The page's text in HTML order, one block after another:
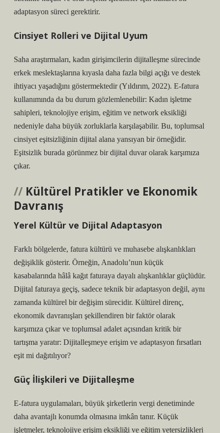
adaptasyon süreci gerektirir.
Cinsiyet Rolleri ve Dijital Uyum
Saha araştırmaları, kadın girişimcilerin dijitalleşme sürecinde
erkek meslektaşlarına kıyasla daha fazla bilgi açığı ve destek
ihtiyacı yaşadığını göstermektedir (Yıldırım, 2022). E-fatura
kullanımında da bu durum gözlemlenebilir: Kadın işletme
sahipleri, teknolojiye erişim, eğitim ve network eksikliği
nedeniyle daha büyük zorluklarla karşılaşabilir. Bu, toplumsal
cinsiyet eşitsizliğinin dijital alana yansıyan bir örneğidir.
Eşitsizlik burada görünmez bir dijital duvar olarak karşımıza
çıkar.
Kültürel Pratikler ve Ekonomik
Davranış
Yerel Kültür ve Dijital Adaptasyon
Farklı bölgelerde, fatura kültürü ve muhasebe alışkanlıkları
değişiklik gösterir. Örneğin, Anadolu’nun küçük
kasabalarında hâlâ kağıt faturaya dayalı alışkanlıklar güçlüdür.
Dijital faturaya geçiş, sadece teknik bir adaptasyon değil, aynı
zamanda kültürel bir değişim sürecidir. Kültürel direnç,
ekonomik davranışları şekillendiren bir faktör olarak
karşımıza çıkar ve toplumsal adalet açısından kritik bir
tartışma yaratır: Dijitalleşmeye erişim ve adaptasyon fırsatları
eşit mi dağıtılıyor?
Güç İlişkileri ve Dijitalleşme
E-fatura uygulamaları, büyük şirketlerin vergi denetiminde
daha avantajlı konumda olmasına imkân tanır. Küçük
işletmeler, teknolojiye erişim eksikliği ve eğitim yetersizlikleri